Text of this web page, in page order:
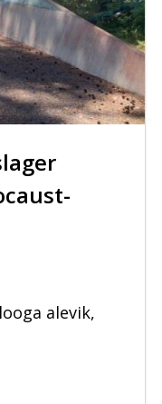
alevik,